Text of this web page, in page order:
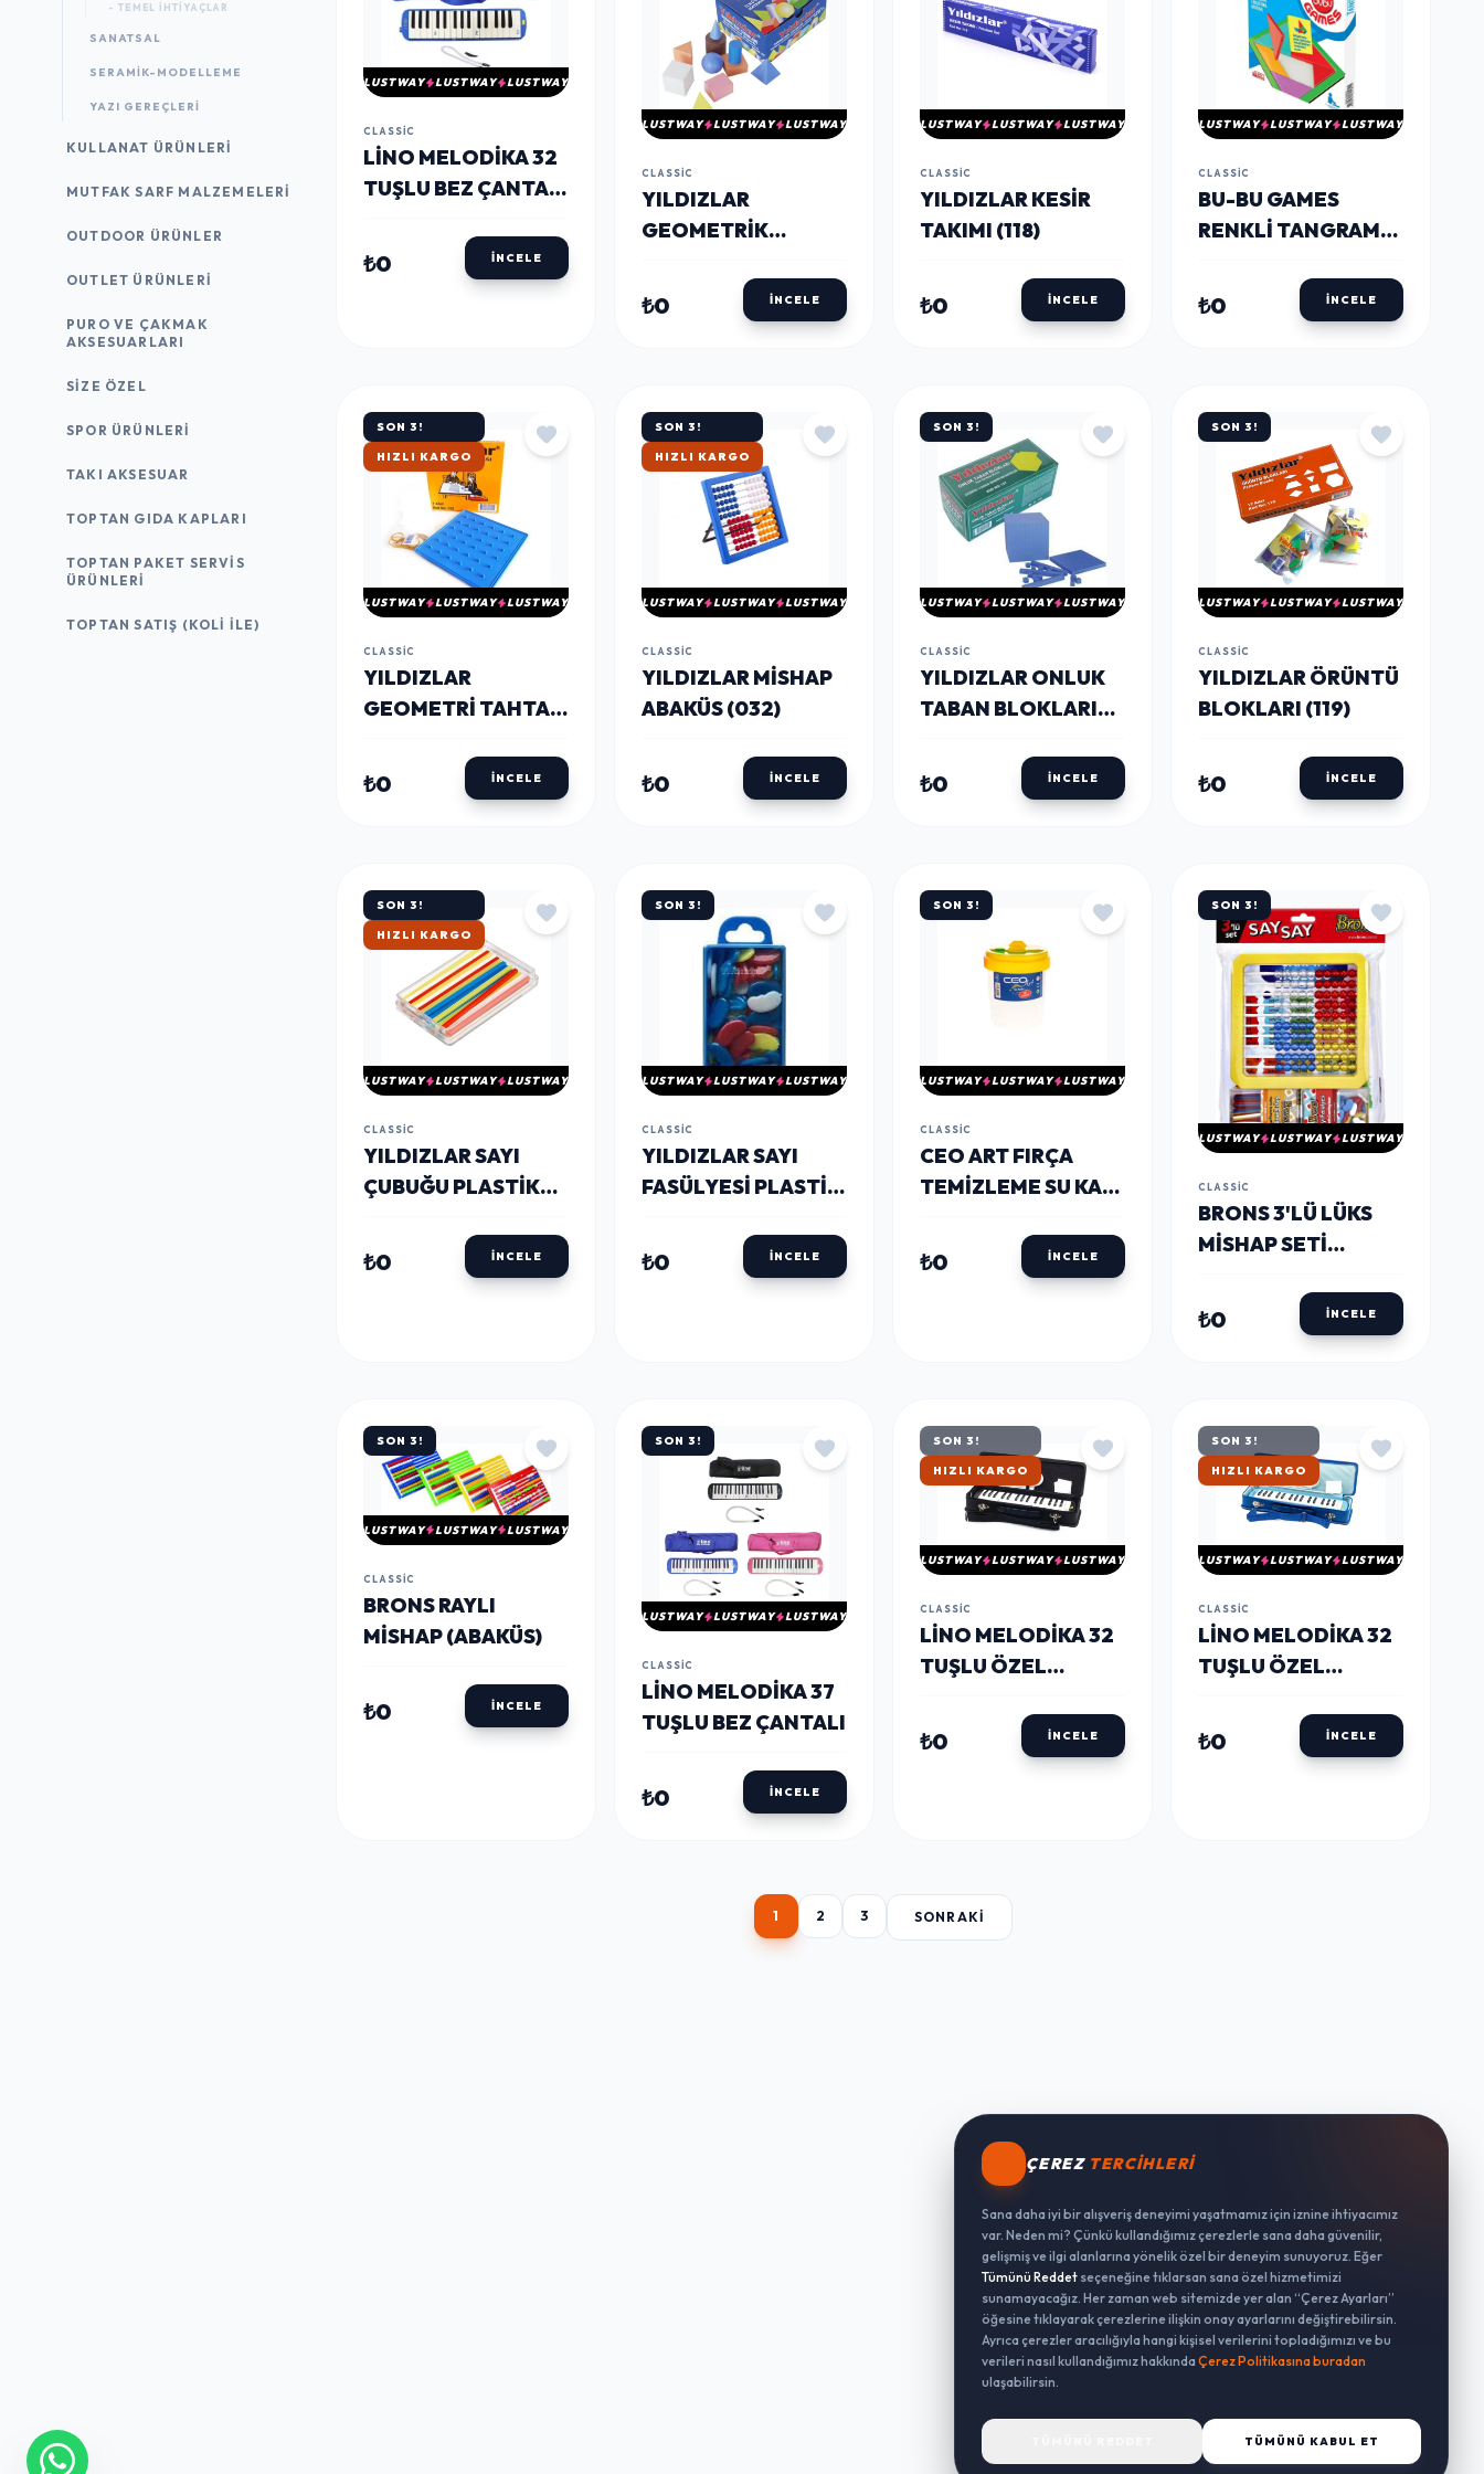
- TEMEL İHTIYAÇLAR
SANATSAL
SERAMİK-MODELLEME
YAZI GEREÇLERI
KULLANAT ÜRÜNLERI
MUTFAK SARF MALZEMELERI
OUTDOOR ÜRÜNLER
OUTLET ÜRÜNLERI
PURO VE ÇAKMAK
AKSESUARLARI
SIZE ÖZEL
SPOR ÜRÜNLERI
TAKI AKSESUAR
TOPTAN GIDA KAPLARI
TOPTAN PAKET SERVIS
ÜRÜNLERI
TOPTAN SATIŞ (KOLI İLE)
LUSTWAY LUSTWAY LUSTWAY
CLASSIC
LINO MELODIKA 32
TUŞLU BEZ ÇANTALI
₺0 İNCELE
LUSTWAY LUSTWAY LUSTWAY
CLASSIC
YILDIZLAR
GEOMETRIK
₺0 İNCELE
LUSTWAY LUSTWAY LUSTWAY
CLASSIC
YILDIZLAR KESIR
TAKIMI (118)
₺0 İNCELE
LUSTWAY LUSTWAY LUSTWAY
CLASSIC
BU-BU GAMES
RENKLI TANGRAM
GM0015)
₺0 İNCELE
SON 3!
HIZLI KARGO
LUSTWAY LUSTWAY LUSTWAY
CLASSIC
YILDIZLAR
GEOMETRI TAHTASI
₺0 İNCELE
SON 3!
HIZLI KARGO
LUSTWAY LUSTWAY LUSTWAY
CLASSIC
YILDIZLAR MISHAP
ABAKÜS (032)
₺0 İNCELE
SON 3!
LUSTWAY LUSTWAY LUSTWAY
CLASSIC
YILDIZLAR ONLUK
TABAN BLOKLARI
₺0 İNCELE
SON 3!
LUSTWAY LUSTWAY LUSTWAY
CLASSIC
YILDIZLAR ÖRÜNTÜ
BLOKLARI (119)
₺0 İNCELE
SON 3!
HIZLI KARGO
LUSTWAY LUSTWAY LUSTWAY
CLASSIC
YILDIZLAR SAYI
ÇUBUĞU PLASTIK
₺0 İNCELE
SON 3!
LUSTWAY LUSTWAY LUSTWAY
CLASSIC
YILDIZLAR SAYI
FASÜLYESI PLASTIK
₺0 İNCELE
SON 3!
LUSTWAY LUSTWAY LUSTWAY
CLASSIC
CEO ART FIRÇA
TEMIZLEME SU KABI
(CEO-SU0001)
₺0 İNCELE
SON 3!
LUSTWAY LUSTWAY LUSTWAY
CLASSIC
BRONS 3'LÜ LÜKS
MISHAP SETI
₺0 İNCELE
SON 3!
LUSTWAY LUSTWAY LUSTWAY
CLASSIC
BRONS RAYLI
MISHAP (ABAKÜS)
₺0 İNCELE
SON 3!
LUSTWAY LUSTWAY LUSTWAY
CLASSIC
LINO MELODIKA 37
TUŞLU BEZ ÇANTALI
₺0 İNCELE
SON 3!
HIZLI KARGO
LUSTWAY LUSTWAY LUSTWAY
CLASSIC
LINO MELODIKA 32
TUŞLU ÖZEL
₺0 İNCELE
SON 3!
HIZLI KARGO
LUSTWAY LUSTWAY LUSTWAY
CLASSIC
LINO MELODIKA 32
TUŞLU ÖZEL
₺0 İNCELE
1 2 3 SONRAKI
ÇEREZ TERCIHLERI
Sana daha iyi bir alışveriş deneyimi yaşatmamız için iznine ihtiyacımız
var. Neden mi? Çünkü kullandığımız çerezlerle sana daha güvenilir,
gelişmiş ve ilgi alanlarına yönelik özel bir deneyim sunuyoruz. Eğer
Tümünü Reddet seçeneğine tıklarsan sana özel hizmetimizi
sunamayacağız. Her zaman web sitemizde yer alan “Çerez Ayarları”
öğesine tıklayarak çerezlerine ilişkin onay ayarlarını değiştirebilirsin.
Ayrıca çerezler aracılığıyla hangi kişisel verilerini topladığımızı ve bu
verileri nasıl kullandığımız hakkında Çerez Politikasına buradan
ulaşabilirsin.
TÜMÜNÜ KABUL ET